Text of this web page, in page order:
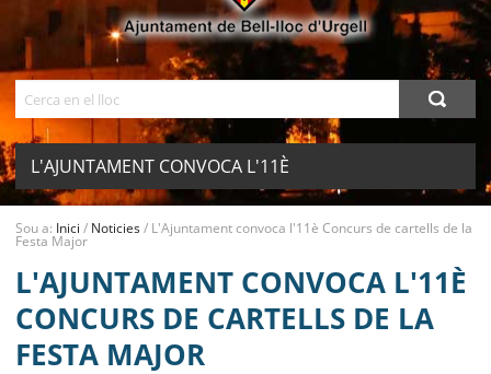
L'AJUNTAMENT CONVOCA L'11È
CONCURS DE CARTELLS DE LA FESTA
MAJOR
AJUNTAMENT
MUNICIPI
Sou a: Inici / Noticies/ L'Ajuntament convoca l'11è Concurs de cartells de la
Festa Major
L'AJUNTAMENT CONVOCA L'11È
CONCURS DE CARTELLS DE LA
FESTA MAJOR